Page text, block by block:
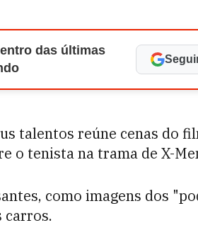
das últimas
talentos reúne cenas do
o tenista na trama de X-
como imagens dos
carros.